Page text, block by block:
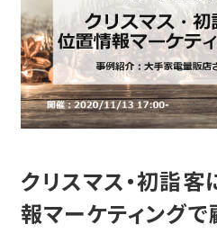
クリスマス・初詣
報マーケティングで